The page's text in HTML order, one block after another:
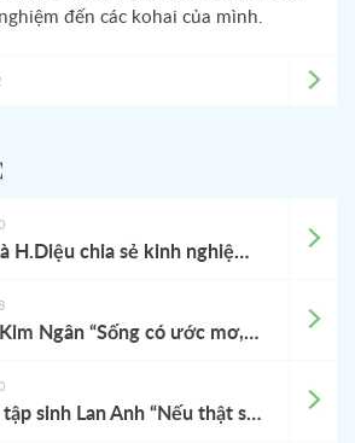
đến các kohai của mình.
TTS B.Phương và H.Diệu chia sẻ kinh nghiệm học và thi năng lực Nhật ngữ N3
Chia sẻ của TTS Kim Ngân “Sống có ước mơ, kế hoạch và sự kiên trì thì chắc chắn sẽ thành công”
Phỏng vấn Thực tập sinh Lan Anh “Nếu thật sự quyết tâm nhất định sẽ thành công”